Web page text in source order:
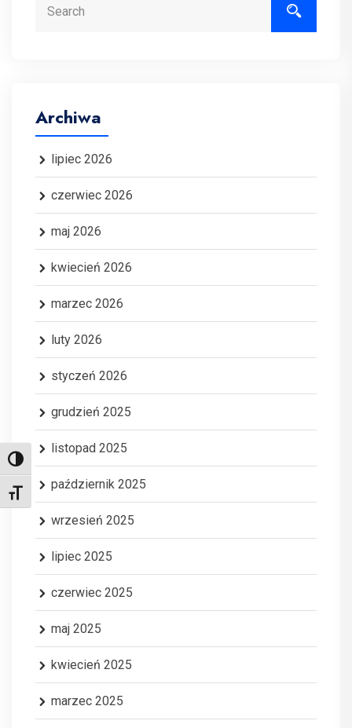
Toggle High Contrast
Toggle Font size
Archiwa
lipiec 2026
czerwiec 2026
maj 2026
kwiecień 2026
marzec 2026
luty 2026
styczeń 2026
grudzień 2025
listopad 2025
październik 2025
wrzesień 2025
lipiec 2025
czerwiec 2025
maj 2025
kwiecień 2025
marzec 2025